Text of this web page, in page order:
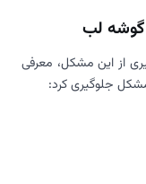
گوشه لب
از این مشکل، معرفی
مشکل جلوگیری کرد: